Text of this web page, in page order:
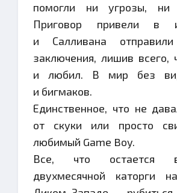
помогли ни угрозы, ни
Приговор привели в
и Салливана
заключения, лишив всего,
и любил. В мир без
и бигмаков.
Единственное, что не
от скуки или просто
любимый Game Boy.
Все, что остается
двухмесячной каторги